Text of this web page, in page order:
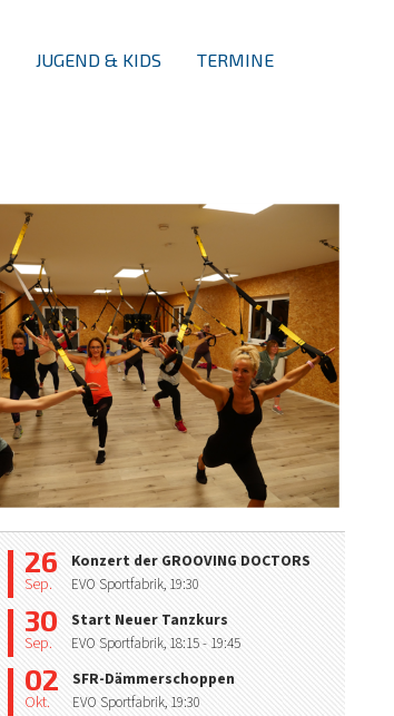
JUGEND & KIDS TERMINE
26
Sep.
Konzert der GROOVING DOCTORS
EVO Sportfabrik, 19:30
30
Sep.
Start Neuer Tanzkurs
EVO Sportfabrik, 18:15- 19:45
02
Okt.
SFR-Dämmerschoppen
EVO Sportfabrik, 19:30